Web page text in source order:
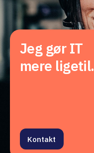
Jeg gør IT
mere ligetil.
Kontakt